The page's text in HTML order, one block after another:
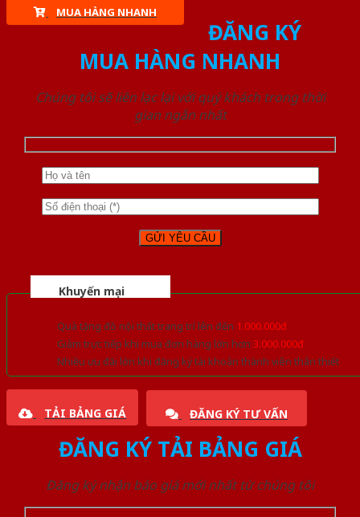
MUA HÀNG NHANH
ĐĂNG KÝ
MUA HÀNG NHANH
Chúng tôi sẽ liên lạc lại với quý khách trong thời
gian ngắn nhất
Khuyến mại
Quà tặng đồ nội thất trang trí lên đến 1.000.000đ
Giảm trực tiếp khi mua đơn hàng lớn hơn 3.000.000đ
Nhiều ưu đãi lớn khi đăng ký tài khoản thành viên thân thiết
TẢI BẢNG GIÁ ĐĂNG KÝ TƯ VẤN
ĐĂNG KÝ TẢI BẢNG GIÁ
Đăng ký nhận báo giá mới nhất từ chúng tôi